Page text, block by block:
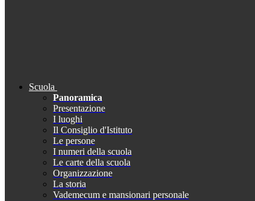
Scuola
Panoramica
Presentazione
I luoghi
Il Consiglio d'Istituto
Le persone
I numeri della scuola
Le carte della scuola
Organizzazione
La storia
Vademecum e mansionari personale